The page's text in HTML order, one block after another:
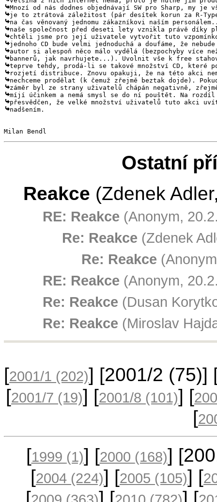
nadšením.
Milan Bendl
Ostatní
Reakce (Zdenek
RE: Reakce (Anonym,
Re: Reakce (Zdenek
Re: Reakce
RE: Reakce (Anonym,
Re: Reakce (Dusan
Re: Reakce (Miroslav
[2001/1 (202)] [2001/2 (75)]
[2001/7 (19)] [2001/8 (101)] [
[
[1999 (1)] [2000 (168)]
[2004 (224)] [2005 (105)] [